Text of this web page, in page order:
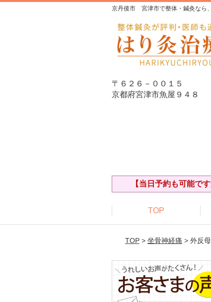
京丹後市 宮津市で整体・鍼灸なら
〒６２６－００１５
京都府宮津市魚屋９４８
【当日予約も可能で
TOP
TOP> 坐骨神経痛 > 外反